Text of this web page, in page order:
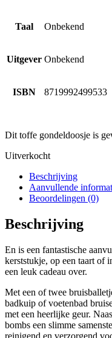
Taal Onbekend
Uitgever Onbekend
ISBN 8719992499533
Dit toffe gondeldoosje is
Uitverkocht
Beschrijving
Aanvullende
Beoordelingen (0)
Beschrijving
En is een fantastische
kerststukje, op een taart of
een leuk cadeau over.
Met een of twee
badkuip of voetenbad
met een heerlijke geur.
bombs een slimme